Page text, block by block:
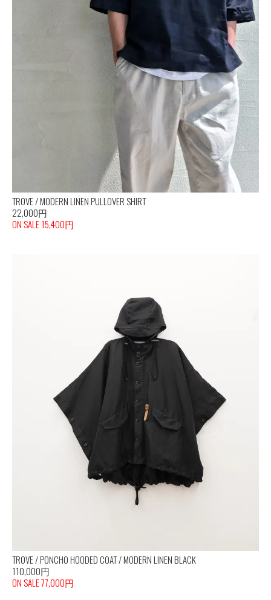
TROVE / MODERN LINEN PULLOVER SHIRT
22,000円
ON SALE 15,400円
TROVE / PONCHO HOODED COAT / MODERN LINEN BLACK
110,000円
ON SALE 77,000円